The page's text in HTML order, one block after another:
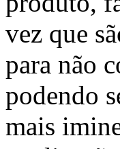
vez que
para não
podendo
mais